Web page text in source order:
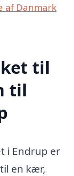
af Danmark
til
til
i Endrup er
en kær,